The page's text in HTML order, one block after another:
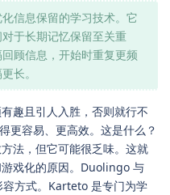
信息保留的学习技术。它
于长期记忆保留至关重
顾信息，开始时重复更频
长。
趣且引人入胜，否则就行不
更容易、更高效。这是什么？
法，但它可能很乏味。这就
戏化的原因。Duolingo 与
方式。Karteto 是专门为学